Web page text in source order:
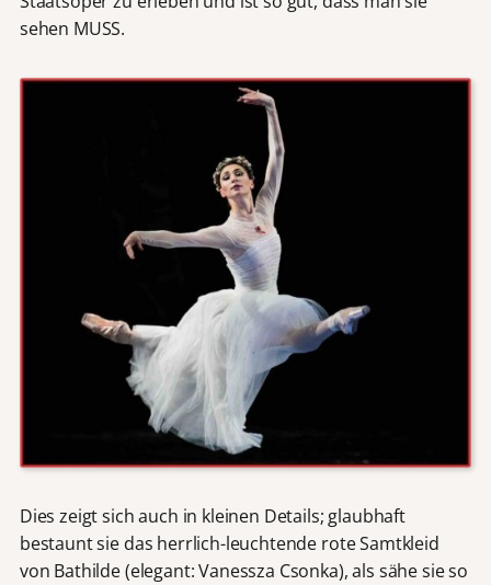
sehen MUSS.
Dies zeigt sich auch in kleinen Details; glaubhaft
bestaunt sie das herrlich-leuchtende rote Samtkleid
von Bathilde (elegant: Vanessza Csonka), als sähe sie so